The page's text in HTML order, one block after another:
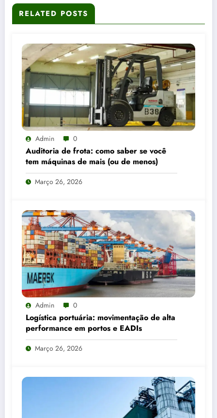
RELATED POSTS
Admin 0
Auditoria de frota: como saber se você
tem máquinas de mais (ou de menos)
Março 26, 2026
Admin 0
Logística portuária: movimentação de alta
performance em portos e EADIs
Março 26, 2026